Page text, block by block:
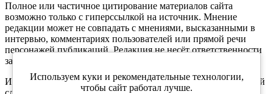
Полное или частичное цитирование материалов сайта
возможно только с гиперссылкой на источник. Мнение
редакции может не совпадать с мнениями, высказанными в
интервью, комментариях пользователей или прямой речи
персонажей публикаций. Редакция не несёт ответственности
за текст комментариев читателей.
Интернет-портал Kirov.online зарегистрирован в Федеральной
Используем куки и рекомендательные технологии,
чтобы сайт работал лучше.